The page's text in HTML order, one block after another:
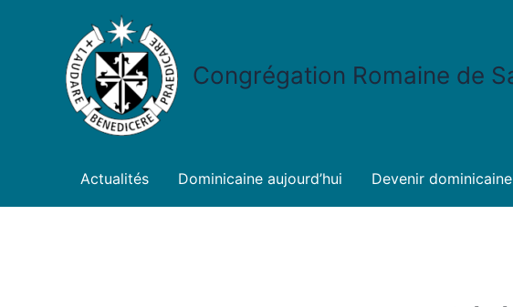
Congrégation Romaine de
Actualités Dominicaine aujourd’hui Devenir dominicaine